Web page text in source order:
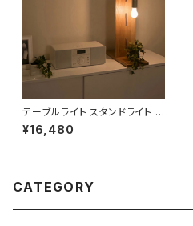
テーブルライト スタンドライト L
ED LBMT-ZH【送料無料】
¥16,480
CATEGORY